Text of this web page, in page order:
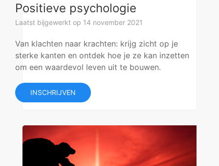
Positieve psychologie
Laatst bijgewerkt op 14 november 2021
Van klachten naar krachten: krijg zicht op je
sterke kanten en ontdek hoe je ze kan inzetten
om een waardevol leven uit te bouwen.
INSCHRIJVEN